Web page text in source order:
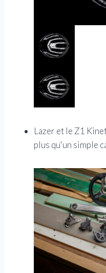
Lazer et le Z1
plus qu'un simple